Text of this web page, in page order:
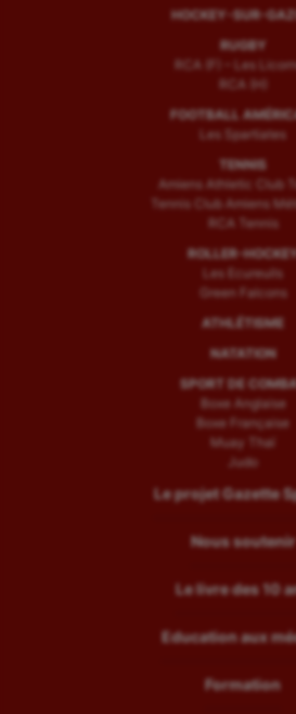
HOCKEY-SUR-
RUGBY
RCA (F) – Les
RCA (H)
FOOTBALL
Les Spartiates
TENNIS
Amiens Athletic Club
Tennis Club Amiens
RCA Tennis
ROLLER-HOCKEY
Les Ecureuils
Green Falcons
ATHLÉTISME
NATATION
SPORT DE
Boxe Anglaise
Boxe Française
Muay Thaï
Judo
Le projet Gazette
Nous soutenir
Le livre des 10
Education aux
Formation